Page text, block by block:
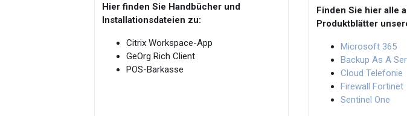
Hier finden Sie Handbücher und
Installationsdateien zu:
Citrix Workspace-App
GeOrg Rich Client
POS-Barkasse
Finden Sie hier alle
Produktblätter
Microsoft 365
Backup As A
Cloud Telefonie
Firewall Fortinet
Sentinel One